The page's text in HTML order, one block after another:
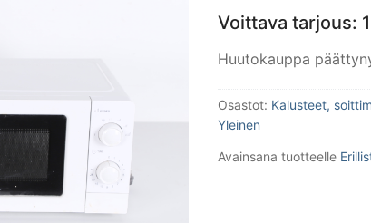
Voittava tarjous:
Huutokauppa
Osastot: Kalusteet,
Yleinen
Avainsana tuotteelle